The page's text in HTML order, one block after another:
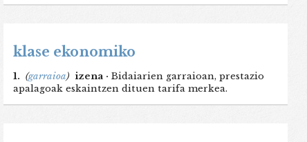
klase ekonomiko
1. (garraioa) izena · Bidaiarien garraioan, prestazio
apalagoak eskaintzen dituen tarifa merkea.